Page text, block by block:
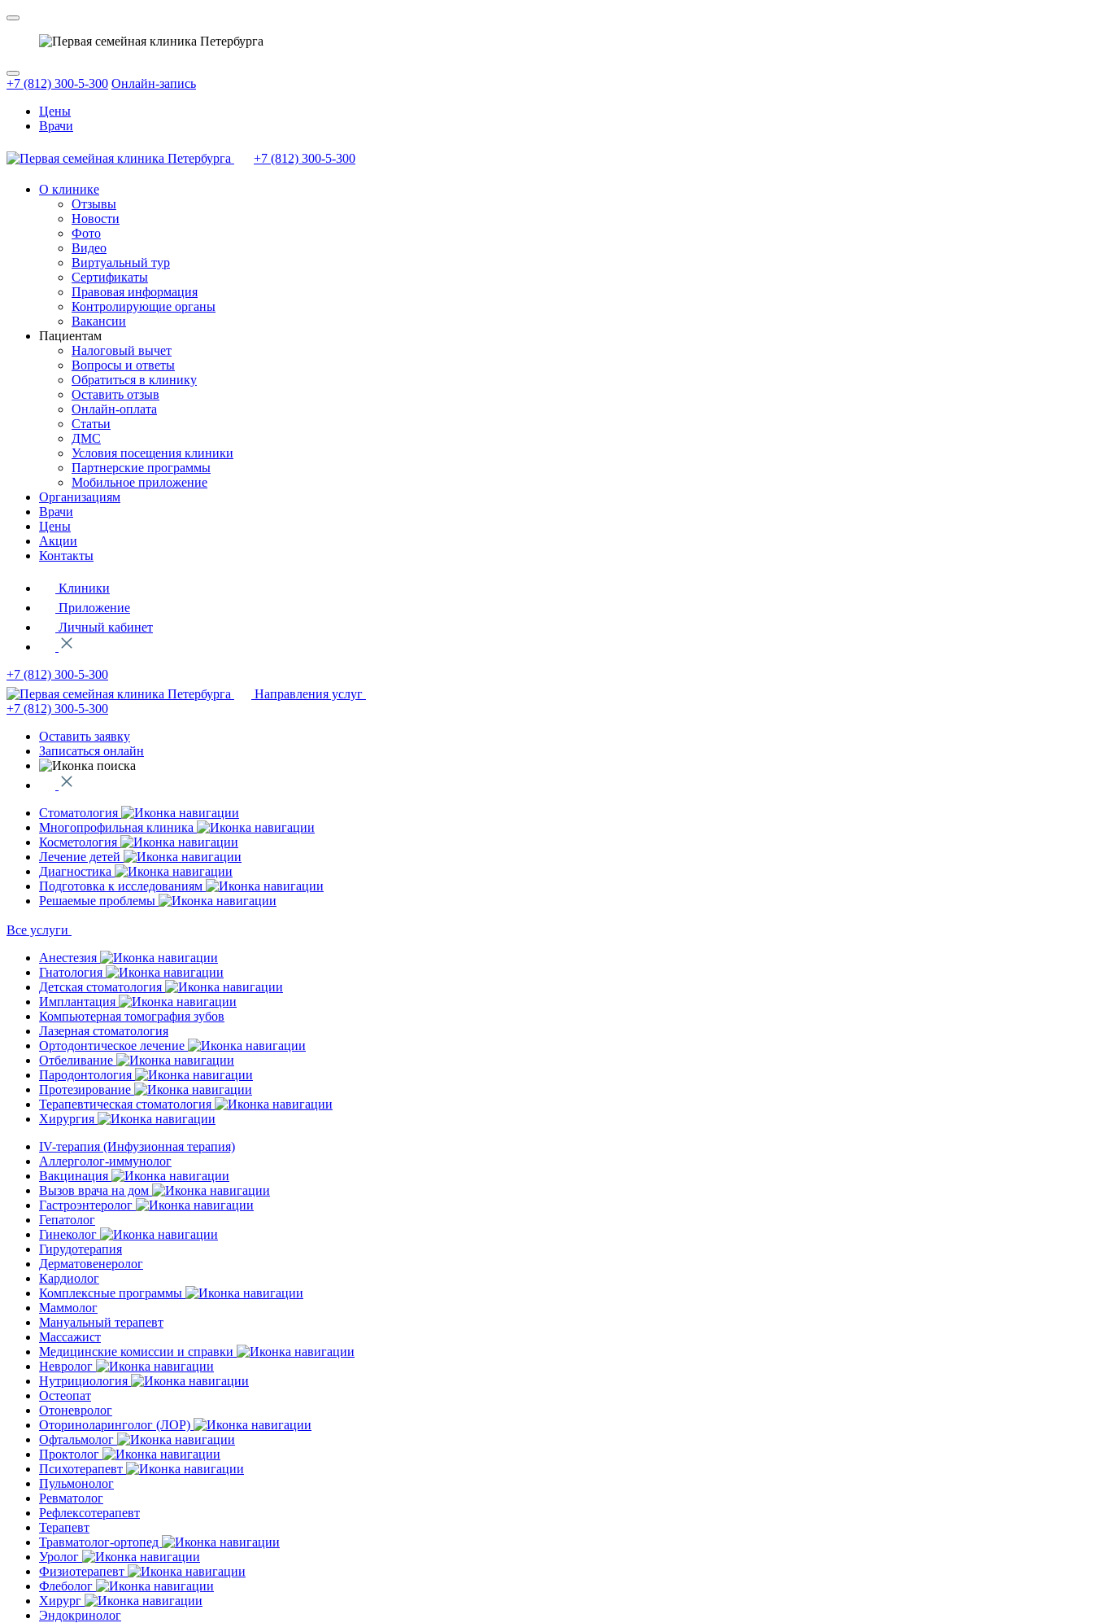
+7 (812) 300-5-300 Онлайн-запись
Цены
Врачи
+7 (812) 300-5-300
О клинике
Отзывы
Новости
Фото
Видео
Виртуальный тур
Сертификаты
Правовая информация
Контролирующие органы
Вакансии
Пациентам
Налоговый вычет
Вопросы и ответы
Обратиться в клинику
Оставить отзыв
Онлайн-оплата
Статьи
ДМС
Условия посещения клиники
Партнерские программы
Мобильное приложение
Организациям
Врачи
Цены
Акции
Контакты
Клиники
Приложение
Личный кабинет
+7 (812) 300-5-300
Направления услуг
+7 (812) 300-5-300
Оставить заявку
Записаться онлайн
Стоматология
Многопрофильная клиника
Косметология
Лечение детей
Диагностика
Подготовка к исследованиям
Решаемые проблемы
Все услуги
Анестезия
Гнатология
Детская стоматология
Имплантация
Компьютерная томография зубов
Лазерная стоматология
Ортодонтическое лечение
Отбеливание
Пародонтология
Протезирование
Терапевтическая стоматология
Хирургия
IV-терапия (Инфузионная терапия)
Аллерголог-иммунолог
Вакцинация
Вызов врача на дом
Гастроэнтеролог
Гепатолог
Гинеколог
Гирудотерапия
Дерматовенеролог
Кардиолог
Комплексные программы
Маммолог
Мануальный терапевт
Массажист
Медицинские комиссии и справки
Невролог
Нутрициология
Остеопат
Отоневролог
Оториноларинголог (ЛОР)
Офтальмолог
Проктолог
Психотерапевт
Пульмонолог
Ревматолог
Рефлексотерапевт
Терапевт
Травматолог-ортопед
Уролог
Физиотерапевт
Флеболог
Хирург
Эндокринолог